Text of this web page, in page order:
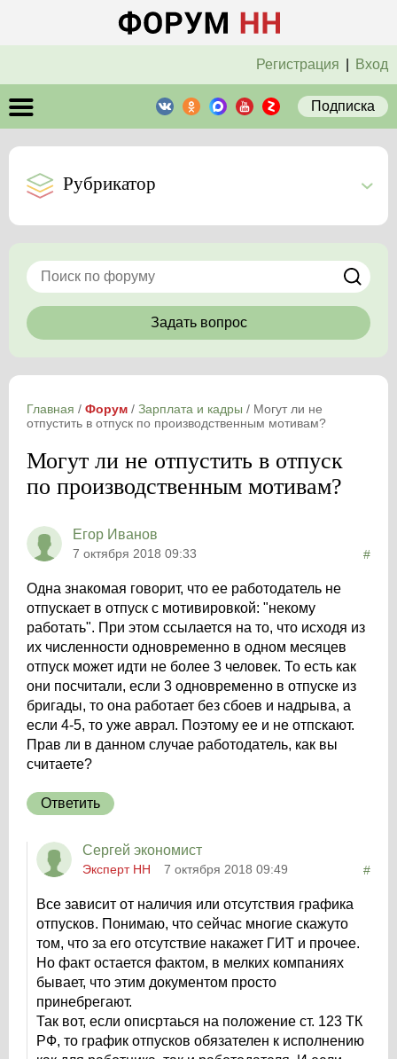
Регистрация Вход
Подписка
Рубрикатор
Задать вопрос
Главная / Форум / Зарплата и кадры / Могут ли не
отпустить в отпуск по производственным мотивам?
Могут ли не отпустить в отпуск
по производственным мотивам?
Егор Иванов
7 октября 2018 09:33 #
Одна знакомая говорит, что ее работодатель не
отпускает в отпуск с мотивировкой: "некому
работать". При этом ссылается на то, что исходя из
их численности одновременно в одном месяцев
отпуск может идти не более 3 человек. То есть как
они посчитали, если 3 одновременно в отпуске из
бригады, то она работает без сбоев и надрыва, а
если 4-5, то уже аврал. Поэтому ее и не отпскают.
Прав ли в данном случае работодатель, как вы
считаете?
Ответить
Сергей экономист
Эксперт НН 7 октября 2018 09:49 #
Все зависит от наличия или отсутствия графика
отпусков. Понимаю, что сейчас многие скажуто
том, что за его отсутствие накажет ГИТ и прочее.
Но факт остается фактом, в мелких компаниях
бывает, что этим документом просто
принебрегают.
Так вот, если описртаься на положение ст. 123 ТК
РФ, то график отпусков обязателен к исполнению